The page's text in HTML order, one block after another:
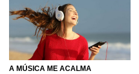
A MÚSICA ME ACALMA